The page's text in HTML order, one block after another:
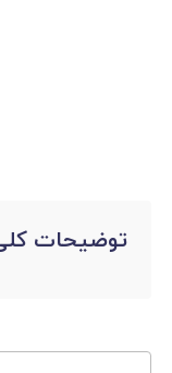
توضیحات